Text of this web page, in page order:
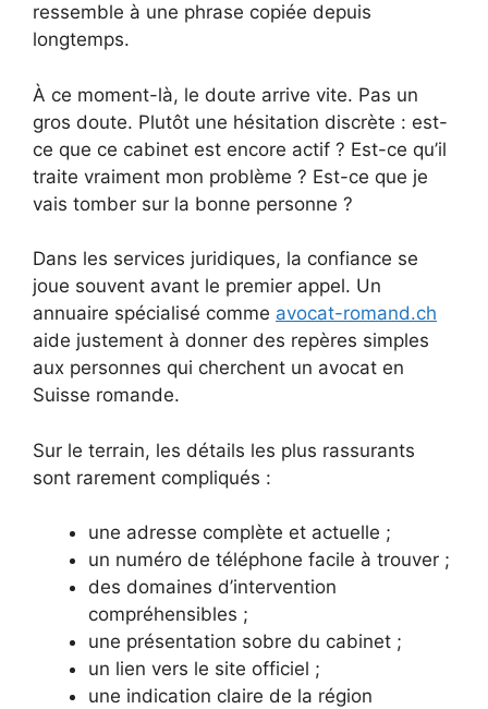
ressemble à une phrase copiée depuis
longtemps.
À ce moment-là, le doute arrive vite. Pas un
gros doute. Plutôt une hésitation discrète : est-
ce que ce cabinet est encore actif ? Est-ce qu’il
traite vraiment mon problème ? Est-ce que je
vais tomber sur la bonne personne ?
Dans les services juridiques, la confiance se
joue souvent avant le premier appel. Un
annuaire spécialisé comme avocat-romand.ch
aide justement à donner des repères simples
aux personnes qui cherchent un avocat en
Suisse romande.
Sur le terrain, les détails les plus rassurants
sont rarement compliqués :
une adresse complète et actuelle ;
un numéro de téléphone facile à trouver ;
des domaines d’intervention
compréhensibles ;
une présentation sobre du cabinet ;
un lien vers le site officiel ;
une indication claire de la région